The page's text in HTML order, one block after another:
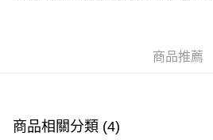
付款後順豐站及營業點
商品推薦
商品相關分類 (4)